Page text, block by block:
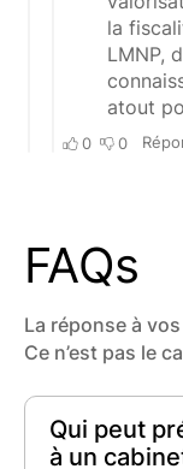
FAQs
La réponse à
Ce n’est pas le
Qui peut
à un